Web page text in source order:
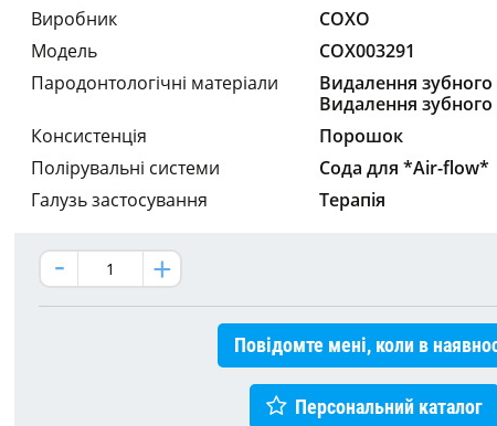
Виробник
COXO
Модель
COX003291
Пародонтологічні матеріали
Видалення
Видалення
Консистенція
Порошок
Полірувальні системи
Сода для *Air-flow*
Галузь застосування
Терапія
Повідомте мені, коли в
Персональний каталог